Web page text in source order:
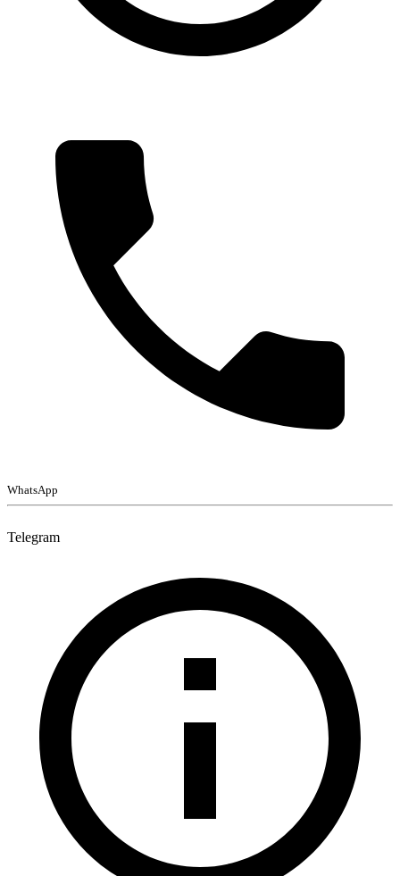
WhatsApp
Telegram